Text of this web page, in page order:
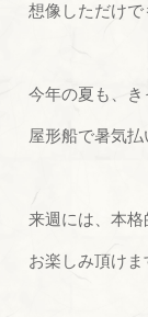
想像しただけ
今年の夏も、き
屋形船で暑気払
来週には、本
お楽しみ頂けま